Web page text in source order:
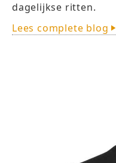
dagelijkse ritten.
Lees complete blog